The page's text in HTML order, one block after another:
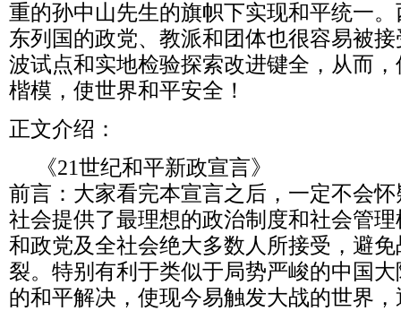
重的孙中山先生的旗帜下实现和平统一
东列国的政党、教派和团体也很容易被
波试点和实地检验探索改进键全，从而
楷模，使世界和平安全！
正文介绍：
《21世纪和平新政宣言》
前言：大家看完本宣言之后，一定不会
社会提供了最理想的政治制度和社会管
和政党及全社会绝大多数人所接受，避
裂。特别有利于类似于局势严峻的中国
的和平解决，使现今易触发大战的世界